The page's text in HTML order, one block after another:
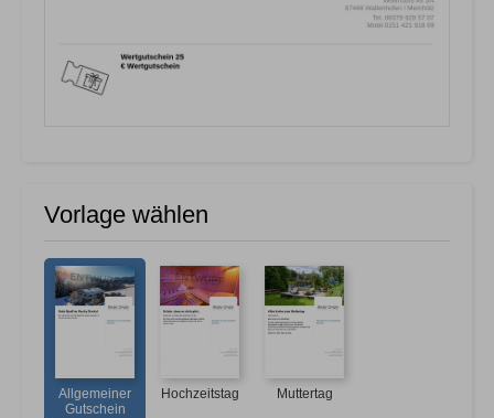
Vorlage wählen
Allgemeiner
Gutschein
Hochzeitstag Muttertag